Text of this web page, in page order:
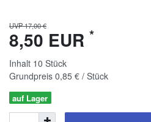
UVP 17,00 €
8,50 EUR *
Inhalt 10 Stück
Grundpreis 0,85 € / Stück
auf Lager